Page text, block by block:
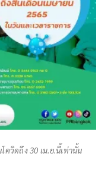
ควิดถึง 30 เม.ย.นี้เท่านั้น